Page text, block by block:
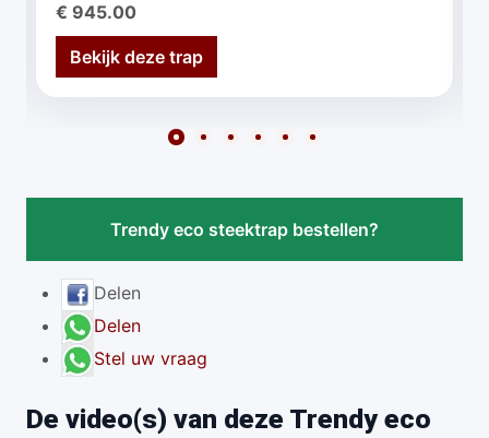
€ 945.00
Bekijk deze trap
Trendy eco steektrap bestellen?
Delen
Delen
Stel uw vraag
De video(s) van deze Trendy eco